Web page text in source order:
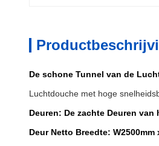
De schone Tunnel van de
Luchtdouche met hoge
Deuren: De zachte Deuren
Deur Netto Breedte: W2500mm